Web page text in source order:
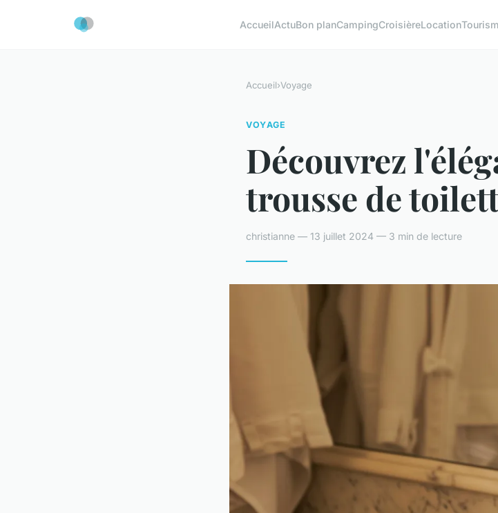
AccueilActuBon planCampingCroisièreLocation
Accueil›Voyage
VOYAGE
Découvrez
trousse de
christianne — 13 juillet 2024 — 3 min de lecture